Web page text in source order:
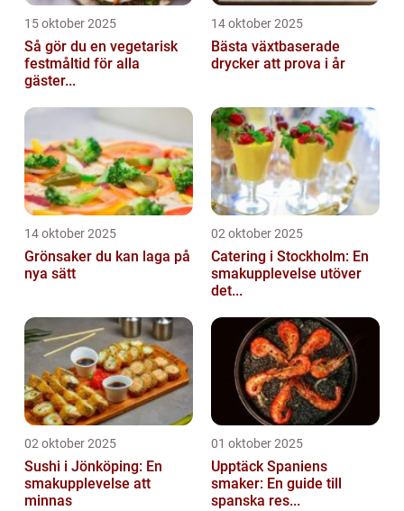
15 oktober 2025
Så gör du en vegetarisk
festmåltid för alla
gäster...
14 oktober 2025
Bästa växtbaserade
drycker att prova i år
14 oktober 2025
Grönsaker du kan laga på
nya sätt
02 oktober 2025
Catering i Stockholm: En
smakupplevelse utöver
det...
02 oktober 2025
Sushi i Jönköping: En
smakupplevelse att
minnas
01 oktober 2025
Upptäck Spaniens
smaker: En guide till
spanska res...